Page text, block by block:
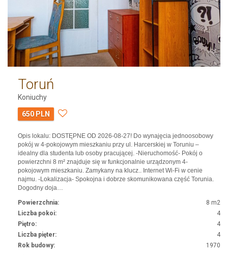
Toruń
Koniuchy
650 PLN
Opis lokalu: DOSTĘPNE OD 2026-08-27! Do wynajęcia jednoosobowy
pokój w 4-pokojowym mieszkaniu przy ul. Harcerskiej w Toruniu –
idealny dla studenta lub osoby pracującej. -Nieruchomość- Pokój o
powierzchni 8 m² znajduje się w funkcjonalnie urządzonym 4-
pokojowym mieszkaniu. Zamykany na klucz.. Internet Wi-Fi w cenie
najmu. -Lokalizacja- Spokojna i dobrze skomunikowana część Torunia.
Dogodny doja…
Powierzchnia:
8 m2
Liczba pokoi:
4
Piętro:
4
Liczba pięter:
4
Rok budowy:
1970